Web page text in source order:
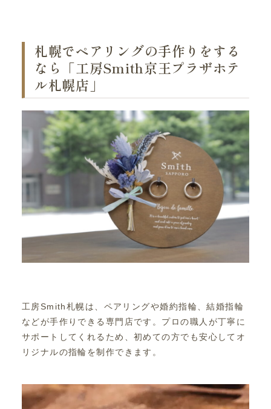
札幌でペアリングの手作りをする
なら「工房Smith京王プラザホテ
ル札幌店」
工房Smith札幌は、ペアリングや婚約指輪、結婚指輪
などが手作りできる専門店です。プロの職人が丁寧に
サポートしてくれるため、初めての方でも安心してオ
リジナルの指輪を制作できます。